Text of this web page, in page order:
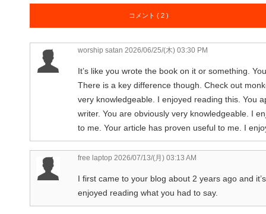
コメント ( 2 )
worship satan 2026/06/25/(木) 03:30 PM
It’s like you wrote the book on it or something.
There is a key difference though. Check out
very knowledgeable. I enjoyed reading this. You
writer. You are obviously very knowledgeable. I
to me. Your article has proven useful to me. I
free laptop 2026/07/13/(月) 03:13 AM
I first came to your blog about 2 years ago and
enjoyed reading what you had to say.